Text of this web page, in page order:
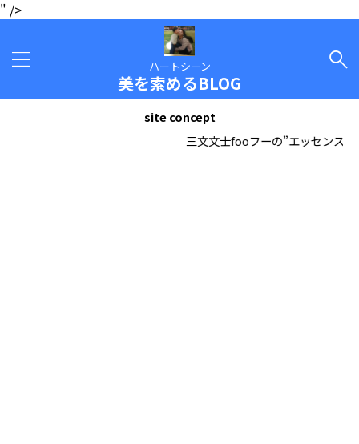
" />
ハートシーン
美を索めるBLOG
site concept
三文文士fooフーの”エッセンス